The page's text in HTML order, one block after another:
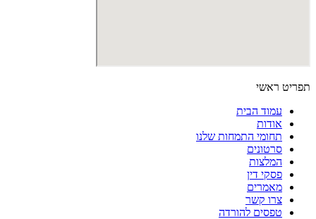
תפריט ראשי
עמוד הבית
אודות
תחומי התמחות שלנו
סרטונים
המלצות
פסקי דין
מאמרים
צרו קשר
טפסים להורדה